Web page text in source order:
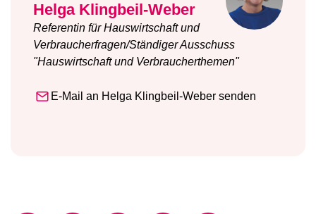
Helga Klingbeil-Weber
Referentin für Hauswirtschaft und
Verbraucherfragen/Ständiger Ausschuss
"Hauswirtschaft und Verbraucherthemen"
E-Mail an Helga Klingbeil-Weber senden